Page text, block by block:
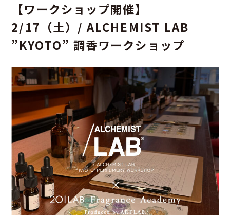
【ワークショップ開催】
2/17（土）/ ALCHEMIST LAB
”KYOTO” 調香ワークショップ